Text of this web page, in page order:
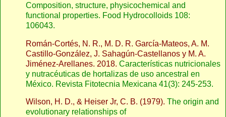
Composition, structure, physicochemical and
functional properties. Food Hydrocolloids 108:
106043.
Román-Cortés, N. R., M. D. R. García-Mateos, A. M.
Castillo-González, J. Sahagún-Castellanos y M. A.
Jiménez-Arellanes. 2018. Características nutricionales
y nutracéuticas de hortalizas de uso ancestral en
México. Revista Fitotecnia Mexicana 41(3): 245-253.
Wilson, H. D., & Heiser Jr, C. B. (1979). The origin and
evolutionary relationships of